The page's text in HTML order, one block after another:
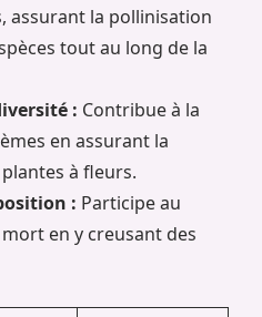
assurant la pollinisation
tout au long de la
: Contribue à la
en assurant la
à fleurs.
: Participe au
en y creusant des